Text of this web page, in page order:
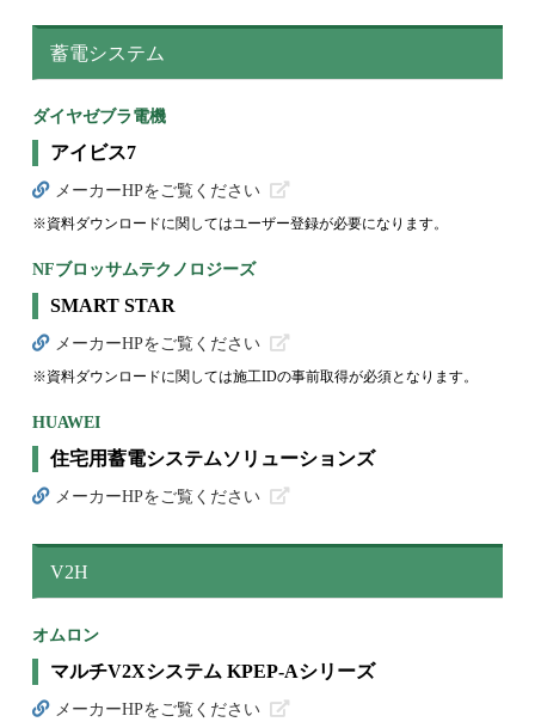
蓄電システム
ダイヤゼブラ電機
アイビス7
メーカーHPをご覧ください
※資料ダウンロードに関してはユーザー登録が必要になります。
NFブロッサムテクノロジーズ
SMART STAR
メーカーHPをご覧ください
※資料ダウンロードに関しては施工IDの事前取得が必須となります。
HUAWEI
住宅用蓄電システムソリューションズ
メーカーHPをご覧ください
V2H
オムロン
マルチV2Xシステム KPEP-Aシリーズ
メーカーHPをご覧ください